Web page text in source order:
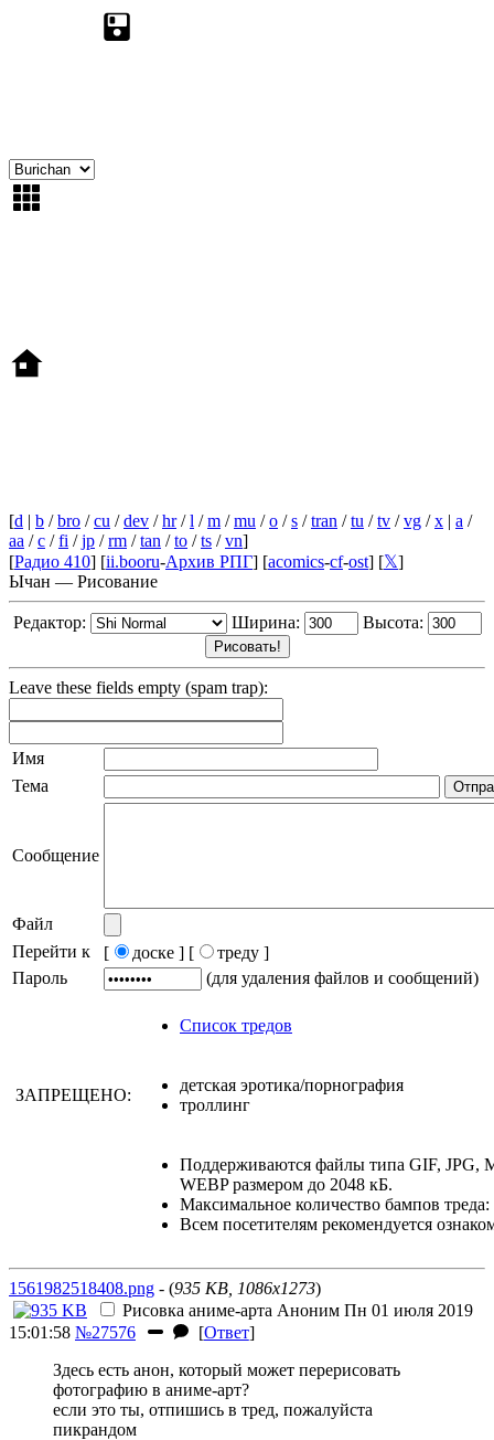
[d | b /bro /cu /dev /hr/l /m /mu /o /s /tran /tu /tv /vg /x | a /
aa /c /fi /jp /rm /tan /to /ts /vn]
[Радио 410] [ii.booru-Архив РПГ] [acomics-cf-ost] [𝕏]
Ычан — Рисование
Редактор: Ширина: Высота:
Leave these fields empty (spam trap):
Имя
Тема
Сообщение
Файл
Перейти к
[ доске ] [
треду ]
Пароль
(для удаления файлов и сообщений)
Список тредов
ЗАПРЕЩЕНО:
детская эротика/порнография
троллинг
Поддерживаются файлы типа GIF, JPG,
WEBP размером до 2048 кБ.
Максимальное количество бампов треда:
Всем посетителям рекомендуется
1561982518408.png - (935 KB, 1086x1273)
Рисовка аниме-арта Аноним Пн 01 июля 2019
15:01:58 №27576 [Ответ]
Здесь есть анон, который может перерисовать
фотографию в аниме-арт?
если это ты, отпишись в тред, пожалуйста
пикрандом